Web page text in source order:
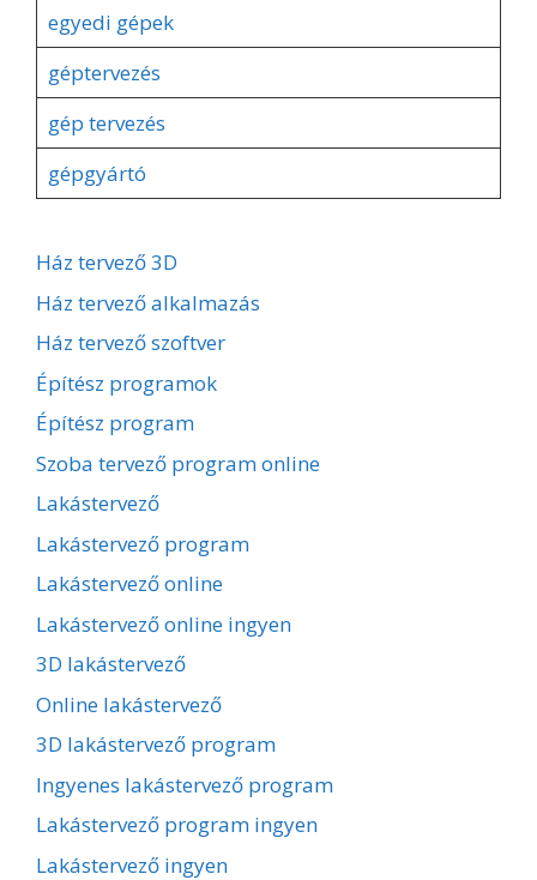
egyedi gépek
géptervezés
gép tervezés
gépgyártó
Ház tervező 3D
Ház tervező alkalmazás
Ház tervező szoftver
Építész programok
Építész program
Szoba tervező program online
Lakástervező
Lakástervező program
Lakástervező online
Lakástervező online ingyen
3D lakástervező
Online lakástervező
3D lakástervező program
Ingyenes lakástervező program
Lakástervező program ingyen
Lakástervező ingyen